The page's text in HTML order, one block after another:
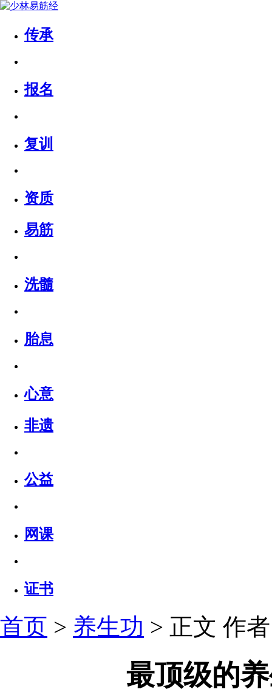
传承
报名
复训
资质
易筋
洗髓
胎息
心意
非遗
公益
网课
证书
首页 > 养生功 > 正文 作
最顶级的